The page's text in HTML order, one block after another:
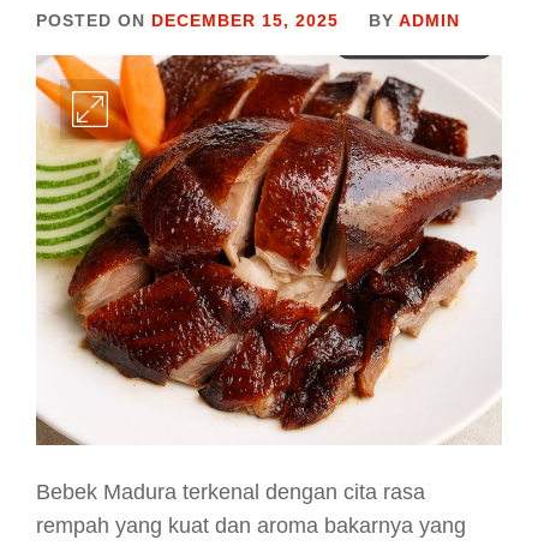
POSTED ON DECEMBER 15, 2025 BY ADMIN
Bebek Madura terkenal dengan cita rasa
rempah yang kuat dan aroma bakarnya yang